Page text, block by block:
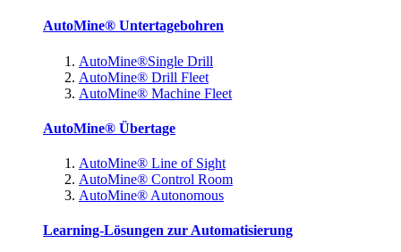
AutoMine® Untertagebohren
AutoMine®Single Drill
AutoMine® Drill Fleet
AutoMine® Machine Fleet
AutoMine® Übertage
AutoMine® Line of Sight
AutoMine® Control Room
AutoMine® Autonomous
Learning-Lösungen zur Automatisierung